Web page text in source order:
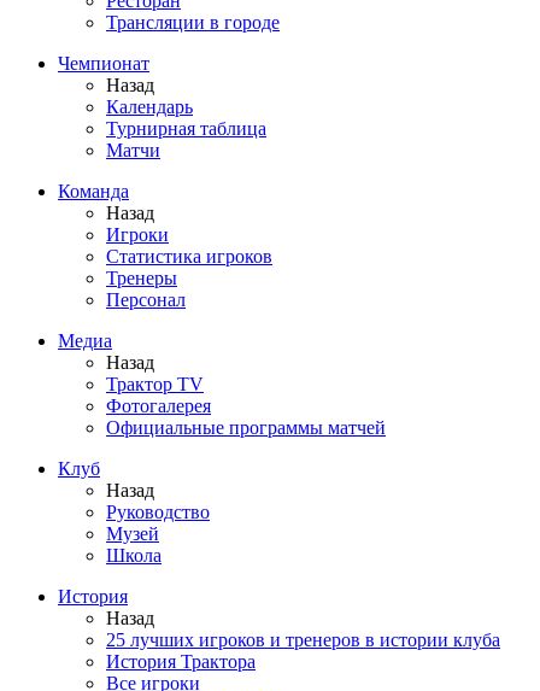
Трансляции в городе
Чемпионат
Назад
Календарь
Турнирная таблица
Матчи
Команда
Назад
Игроки
Статистика игроков
Тренеры
Персонал
Медиа
Назад
Трактор TV
Фотогалерея
Официальные программы матчей
Клуб
Назад
Руководство
Музей
Школа
История
Назад
25 лучших игроков и тренеров в истории клуба
История Трактора
Все игроки